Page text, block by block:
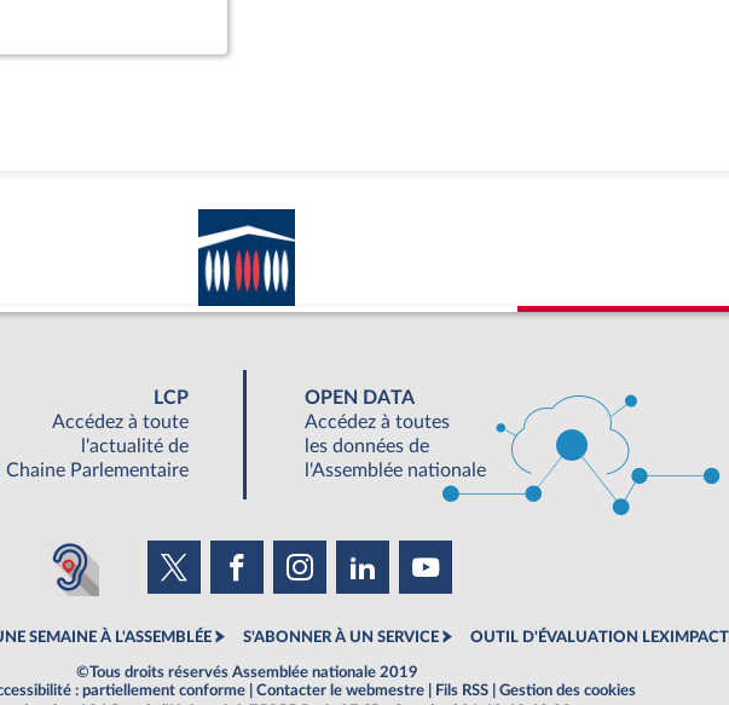
LCP
Accédez à toute
l'actualité de
Chaine Parlementaire
OPEN DATA
Accédez à toutes
les données de
l'Assemblée nationale
SEMAINE À L'ASSEMBLÉE S'ABONNER À UN SERVICE OUTIL D'ÉVALUATION LEXIMPACT
©Tous droits réservés Assemblée nationale 2019
: partiellement conforme Contacter le webmestre Fils RSS
Gestion des cookies